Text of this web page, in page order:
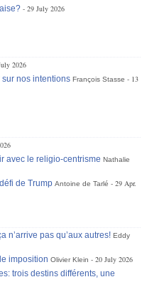
29 July 2026
2026
sur nos intentions François Stasse
13
avec le religio-centrisme Nathalie
de Trump Antoine de Tarlé
29 Apr.
n’arrive pas qu’aux autres! Eddy
imposition Olivier Klein
20 July 2026
trois destins différents, une